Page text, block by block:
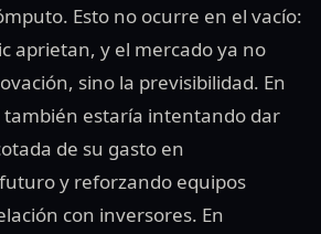
Esto no ocurre en el vacío:
aprietan, y el mercado ya no
sino la previsibilidad. En
también estaría intentando dar
de su gasto en
y reforzando equipos
con inversores. En